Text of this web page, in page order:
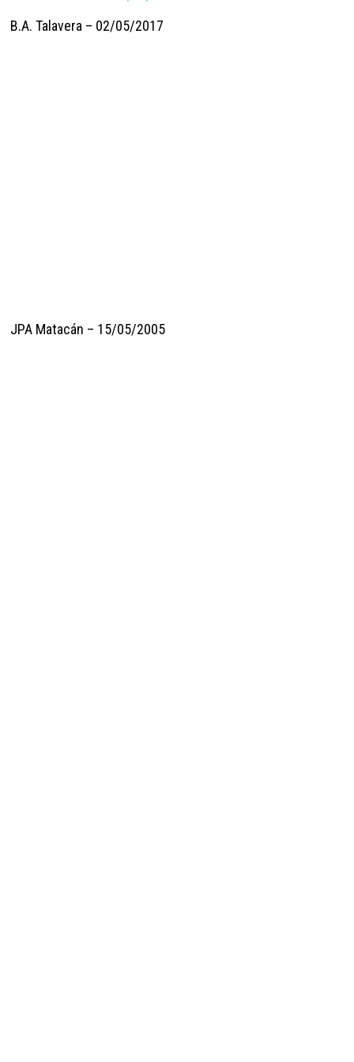
B.A. Talavera – 02/05/2017
JPA Matacán – 15/05/2005